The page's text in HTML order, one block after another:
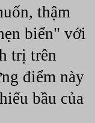
thậm
biển" với
trị trên
điểm này
bầu của